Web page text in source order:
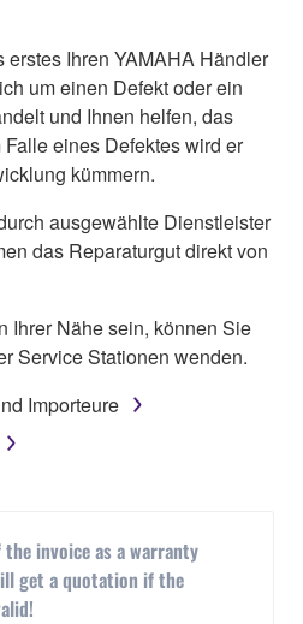
Ihren YAMAHA Händler
um einen Defekt oder ein
und Ihnen helfen, das
eines Defektes wird er
kümmern.
ausgewählte Dienstleister
das Reparaturgut direkt von
Ihrer Nähe sein, können Sie
Service Stationen wenden.
Importeure
invoice as a warranty
get a quotation if the